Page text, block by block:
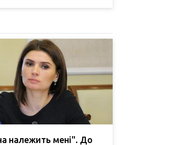
належить мені". До